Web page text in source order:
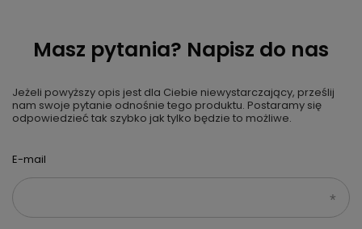
Masz pytania? Napisz do nas
Jeżeli powyższy opis jest dla Ciebie niewystarczający, prześlij
nam swoje pytanie odnośnie tego produktu. Postaramy się
odpowiedzieć tak szybko jak tylko będzie to możliwe.
E-mail